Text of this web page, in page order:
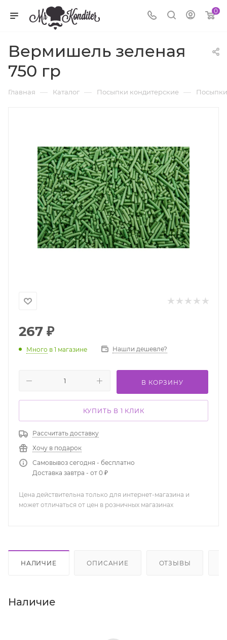
0
Вермишель зеленая
750 гр
Главная — Каталог — Посыпки кондитерские —
267 ₽
Много в 1 магазине Нашли дешевле?
В КОРЗИНУ
КУПИТЬ В 1 КЛИК
Рассчитать доставку
Хочу в подарок
Самовывоз сегодня - бесплатно
Доставка завтра - от 0 ₽
Цена действительна только для интернет-магазина и
может отличаться от цен в розничных магазинах
НАЛИЧИЕ ОПИСАНИЕ ОТЗЫВЫ
Наличие